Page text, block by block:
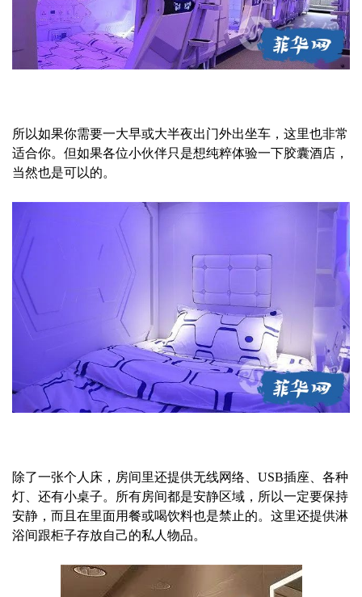
所以如果你需要一大早或大半夜出门外出坐车，这里也非常
适合你。但如果各位小伙伴只是想纯粹体验一下胶囊酒店，
当然也是可以的。
除了一张个人床，房间里还提供无线网络、USB插座、各种
灯、还有小桌子。所有房间都是安静区域，所以一定要保持
安静，而且在里面用餐或喝饮料也是禁止的。这里还提供淋
浴间跟柜子存放自己的私人物品。